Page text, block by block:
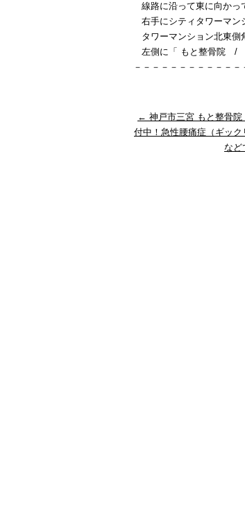
線路に沿って東に向かっ
右手にシティタワーマン
タワーマンション北東側
左側に「 もと整骨院 /
－－－－－－－－－－－
← 神戸市三宮 もと整骨
付中！急性腰痛症（ギッ
など